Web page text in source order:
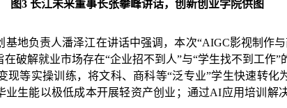
图3 长江未来董事长张攀峰讲话，创新创业学院供图
基地负责人潘泽江在讲话中强调，本次“AIGC影视制作
在破解就业市场存在“企业招不到人”与“学生找不到工作
现等实操训练，将文科、商科等“泛专业”学生快速转化
业生能以极低成本开展轻资产创业；通过AI应用培训解